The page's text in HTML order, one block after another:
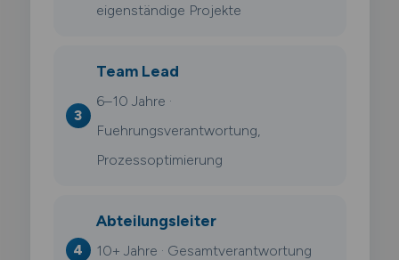
eigenständige Projekte
Team Lead
6–10 Jahre ·
Fuehrungsverantwortung,
Prozessoptimierung
Abteilungsleiter
10+ Jahre · Gesamtverantwortung